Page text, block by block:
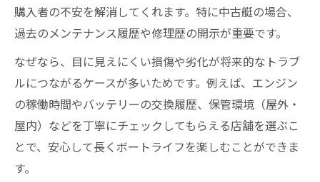
購入者の不安を解消してくれます。特に中古艇の場合、
過去のメンテナンス履歴や修理歴の開示が重要です。
なぜなら、目に見えにくい損傷や劣化が将来的なトラブ
ルにつながるケースが多いためです。例えば、エンジン
の稼働時間やバッテリーの交換履歴、保管環境（屋外・
屋内）などを丁寧にチェックしてもらえる店舗を選ぶこ
とで、安心して長くボートライフを楽しむことができま
す。